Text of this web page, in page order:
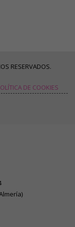
RESERVADOS.
DE COOKIES